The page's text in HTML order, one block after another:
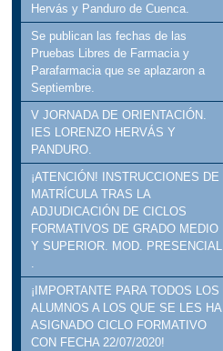
Hervás y Panduro de Cuenca.
Se publican las fechas de las
Pruebas Libres de Farmacia y
Parafarmacia que se aplazaron a
Septiembre.
V JORNADA DE ORIENTACIÓN.
IES LORENZO HERVÁS Y
PANDURO.
¡ATENCIÓN! INSTRUCCIONES DE
MATRÍCULA TRAS LA
ADJUDICACIÓN DE CICLOS
FORMATIVOS DE GRADO MEDIO
Y SUPERIOR. MOD. PRESENCIAL
.
¡IMPORTANTE PARA TODOS LOS
ALUMNOS A LOS QUE SE LES HA
ASIGNADO CICLO FORMATIVO
CON FECHA 22/07/2020!